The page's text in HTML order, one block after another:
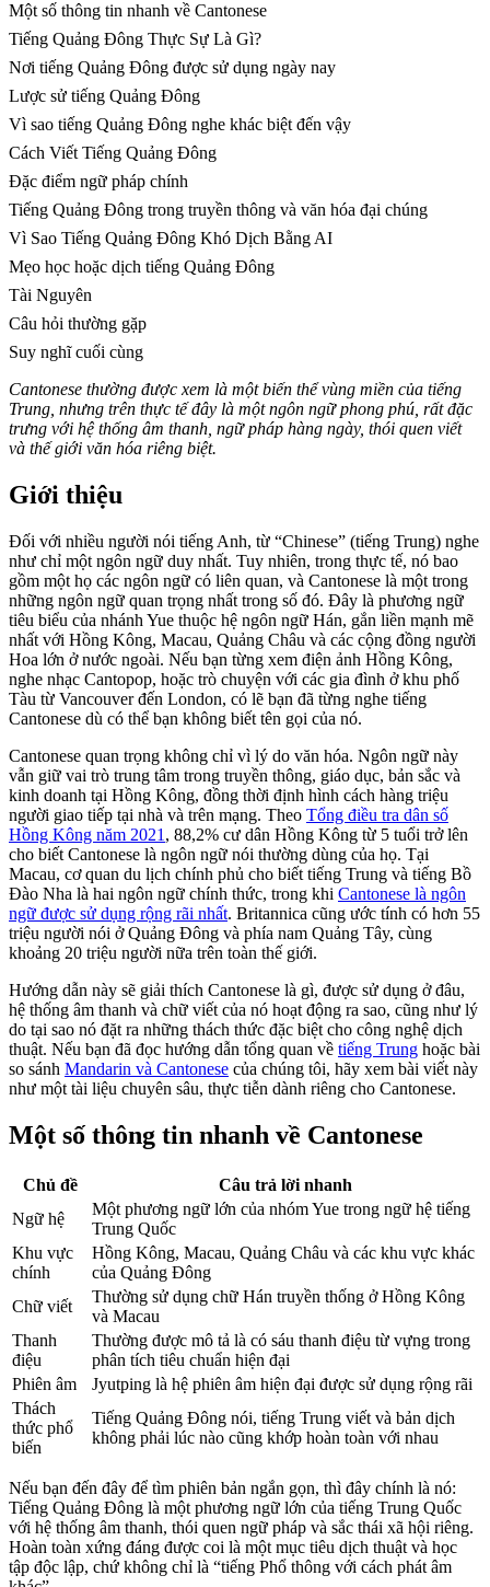
Một số thông tin nhanh về Cantonese
Tiếng Quảng Đông Thực Sự Là Gì?
Nơi tiếng Quảng Đông được sử dụng ngày nay
Lược sử tiếng Quảng Đông
Vì sao tiếng Quảng Đông nghe khác biệt đến vậy
Cách Viết Tiếng Quảng Đông
Đặc điểm ngữ pháp chính
Tiếng Quảng Đông trong truyền thông và văn hóa đại chúng
Vì Sao Tiếng Quảng Đông Khó Dịch Bằng AI
Mẹo học hoặc dịch tiếng Quảng Đông
Tài Nguyên
Câu hỏi thường gặp
Suy nghĩ cuối cùng
Cantonese thường được xem là một biến thể vùng miền của tiếng
Trung, nhưng trên thực tế đây là một ngôn ngữ phong phú, rất đặc
trưng với hệ thống âm thanh, ngữ pháp hàng ngày, thói quen viết
và thế giới văn hóa riêng biệt.
Giới thiệu
Đối với nhiều người nói tiếng Anh, từ “Chinese” (tiếng Trung) nghe
như chỉ một ngôn ngữ duy nhất. Tuy nhiên, trong thực tế, nó bao
gồm một họ các ngôn ngữ có liên quan, và Cantonese là một trong
những ngôn ngữ quan trọng nhất trong số đó. Đây là phương ngữ
tiêu biểu của nhánh Yue thuộc hệ ngôn ngữ Hán, gắn liền mạnh mẽ
nhất với Hồng Kông, Macau, Quảng Châu và các cộng đồng người
Hoa lớn ở nước ngoài. Nếu bạn từng xem điện ảnh Hồng Kông,
nghe nhạc Cantopop, hoặc trò chuyện với các gia đình ở khu phố
Tàu từ Vancouver đến London, có lẽ bạn đã từng nghe tiếng
Cantonese dù có thể bạn không biết tên gọi của nó.
Cantonese quan trọng không chỉ vì lý do văn hóa. Ngôn ngữ này
vẫn giữ vai trò trung tâm trong truyền thông, giáo dục, bản sắc và
kinh doanh tại Hồng Kông, đồng thời định hình cách hàng triệu
người giao tiếp tại nhà và trên mạng. Theo Tổng điều tra dân số
Hồng Kông năm 2021 , 88,2% cư dân Hồng Kông từ 5 tuổi trở lên
cho biết Cantonese là ngôn ngữ nói thường dùng của họ. Tại
Macau, cơ quan du lịch chính phủ cho biết tiếng Trung và tiếng Bồ
Đào Nha là hai ngôn ngữ chính thức, trong khi Cantonese là ngôn
ngữ được sử dụng rộng rãi nhất. Britannica cũng ước tính có hơn 55
triệu người nói ở Quảng Đông và phía nam Quảng Tây, cùng
khoảng 20 triệu người nữa trên toàn thế giới.
Hướng dẫn này sẽ giải thích Cantonese là gì, được sử dụng ở đâu,
hệ thống âm thanh và chữ viết của nó hoạt động ra sao, cũng như lý
do tại sao nó đặt ra những thách thức đặc biệt cho công nghệ dịch
thuật. Nếu bạn đã đọc hướng dẫn tổng quan về tiếng Trung hoặc bài
so sánh Mandarin và Cantonese của chúng tôi, hãy xem bài viết này
như một tài liệu chuyên sâu, thực tiễn dành riêng cho Cantonese.
Một số thông tin nhanh về Cantonese
Chủ đề
Câu trả lời nhanh
Ngữ hệ
Một phương ngữ lớn của nhóm Yue trong ngữ hệ tiếng
Trung Quốc
Khu vực
chính
Hồng Kông, Macau, Quảng Châu và các khu vực khác
của Quảng Đông
Chữ viết
Thường sử dụng chữ Hán truyền thống ở Hồng Kông
và Macau
Thanh
điệu
Thường được mô tả là có sáu thanh điệu từ vựng trong
phân tích tiêu chuẩn hiện đại
Phiên âm
Jyutping là hệ phiên âm hiện đại được sử dụng rộng rãi
Thách
thức phổ
biến
Tiếng Quảng Đông nói, tiếng Trung viết và bản dịch
không phải lúc nào cũng khớp hoàn toàn với nhau
Nếu bạn đến đây để tìm phiên bản ngắn gọn, thì đây chính là nó:
Tiếng Quảng Đông là một phương ngữ lớn của tiếng Trung Quốc
với hệ thống âm thanh, thói quen ngữ pháp và sắc thái xã hội riêng.
Hoàn toàn xứng đáng được coi là một mục tiêu dịch thuật và học
tập độc lập, chứ không chỉ là “tiếng Phổ thông với cách phát âm